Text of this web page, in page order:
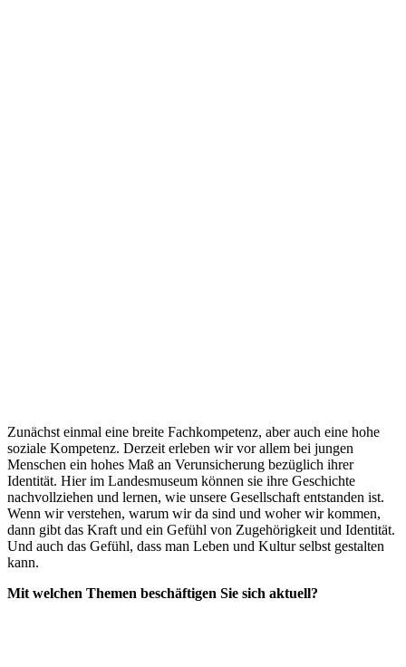
Zunächst einmal eine breite Fachkompetenz, aber auch eine hohe
soziale Kompetenz. Derzeit erleben wir vor allem bei jungen
Menschen ein hohes Maß an Verunsicherung bezüglich ihrer
Identität. Hier im Landesmuseum können sie ihre Geschichte
nachvollziehen und lernen, wie unsere Gesellschaft entstanden ist.
Wenn wir verstehen, warum wir da sind und woher wir kommen,
dann gibt das Kraft und ein Gefühl von Zugehörigkeit und Identität.
Und auch das Gefühl, dass man Leben und Kultur selbst gestalten
kann.
Mit welchen Themen beschäftigen Sie sich aktuell?